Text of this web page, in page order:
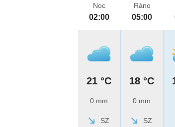
Noc
02:00
21 °C
0 mm
SZ
Ráno
05:00
18 °C
0 mm
SZ